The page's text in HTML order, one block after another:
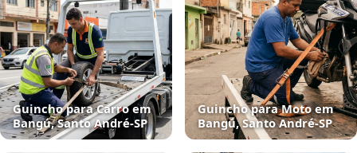
Guincho para Carro em
Bangú, Santo André‑SP
Guincho para Moto em
Bangú, Santo André‑SP